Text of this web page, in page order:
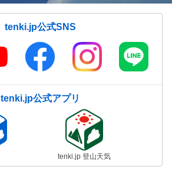
tenki.jp公式SNS
tenki.jp公式アプリ
tenki.jp 登山天気